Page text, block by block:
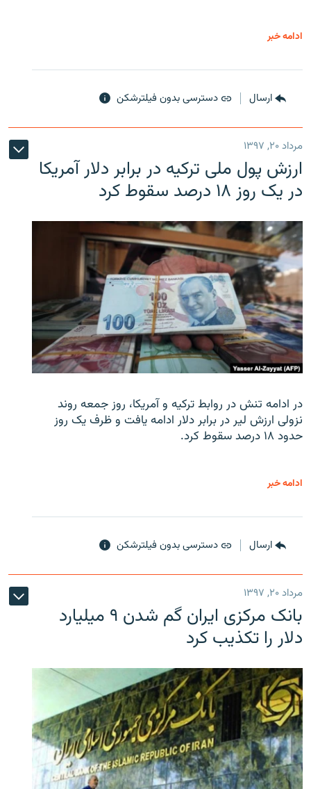
ادامه خبر
ارسال دسترسی بدون فیلترشکن
مرداد ۲۰, ۱۳۹۷
ارزش پول ملی ترکیه در برابر دلار آمریکا
در یک روز ۱۸ درصد سقوط کرد
در ادامه تنش در روابط ترکیه و آمریکا، روز جمعه روند
نزولی ارزش لیر در برابر دلار ادامه یافت و ظرف یک روز
حدود ۱۸ درصد سقوط کرد.
ادامه خبر
ارسال دسترسی بدون فیلترشکن
مرداد ۲۰, ۱۳۹۷
بانک مرکزی ایران گم شدن ۹ میلیارد
دلار را تکذیب کرد